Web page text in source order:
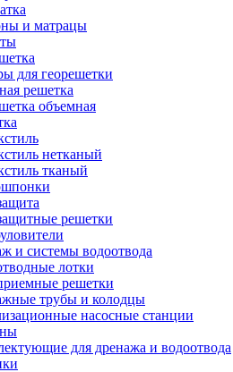
и матрацы
для георешетки
решетка
объемная
нетканый
тканый
решетки
и системы водоотвода
лотки
решетки
трубы и колодцы
насосные станции
для дренажа и водоотвода